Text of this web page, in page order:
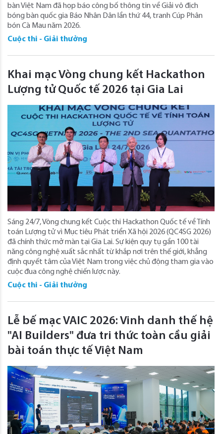
bàn Việt Nam đã họp báo công bố thông tin về Giải vô địch
bóng bàn quốc gia Báo Nhân Dân lần thứ 44, tranh Cúp Phân
bón Cà Mau năm 2026.
Cuộc thi - Giải thưởng
Khai mạc Vòng chung kết Hackathon
Lượng tử Quốc tế 2026 tại Gia Lai
Sáng 24/7, Vòng chung kết Cuộc thi Hackathon Quốc tế về Tính
toán Lượng tử vì Mục tiêu Phát triển Xã hội 2026 (QC4SG 2026)
đã chính thức mở màn tại Gia Lai. Sự kiện quy tụ gần 100 tài
năng công nghệ xuất sắc nhất từ khắp nơi trên thế giới, khẳng
định quyết tâm của Việt Nam trong việc chủ động tham gia vào
cuộc đua công nghệ chiến lược này.
Cuộc thi - Giải thưởng
Lễ bế mạc VAIC 2026: Vinh danh thế hệ
"AI Builders" đưa tri thức toàn cầu giải
bài toán thực tế Việt Nam